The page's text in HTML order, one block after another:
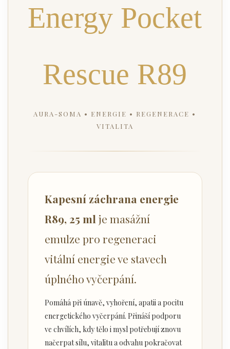
Energy Pocket
Rescue R89
AURA-SOMA • ENERGIE • REGENERACE •
VITALITA
Kapesní záchrana energie
R89, 25 ml je masážní
emulze pro regeneraci
vitální energie ve stavech
úplného vyčerpání.
Pomáhá při únavě, vyhoření, apatii a pocitu
energetického vyčerpání. Přináší podporu
ve chvílích, kdy tělo i mysl potřebují znovu
načerpat sílu, vitalitu a odvahu pokračovat